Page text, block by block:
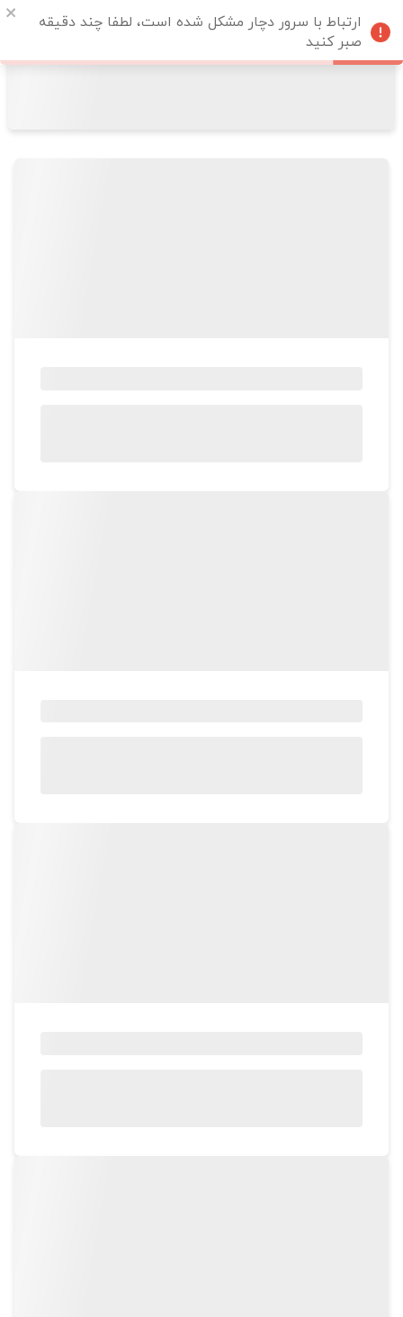
ارتباط با سرور دچار مشکل شده است، لطفا چند دقیقه
صبر کنید